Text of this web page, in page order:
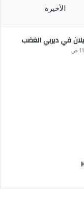
الأخيرة
في ديربي الغضب